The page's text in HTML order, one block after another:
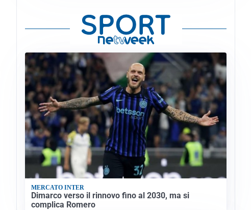
MERCATO INTER
Dimarco verso il rinnovo fino al 2030, ma si
complica Romero